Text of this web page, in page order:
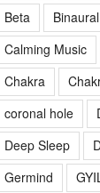
Beta
Calming Music
Chakra
coronal hole
Deep Sleep
Germind